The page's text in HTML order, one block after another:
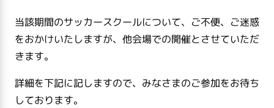
当該期間のサッカースクールについて、ご不便、ご迷惑
をおかけいたしますが、他会場での開催とさせていただ
きます。
詳細を下記に記しますので、みなさまのご参加をお待ち
しております。